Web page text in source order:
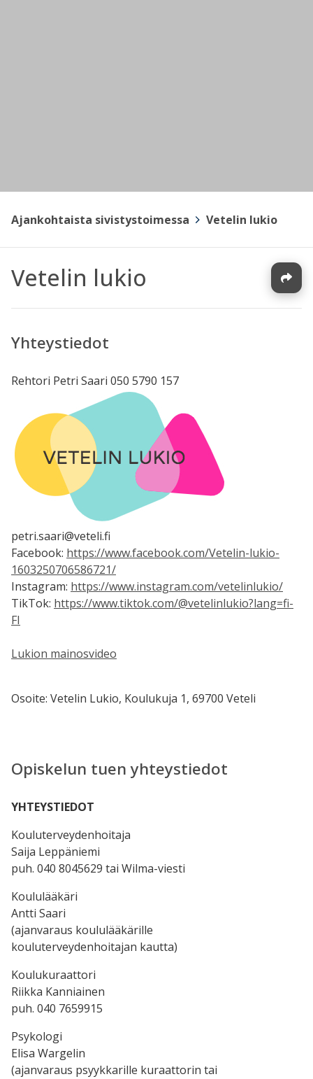
Ajankohtaista sivistystoimessa Vetelin lukio
Vetelin lukio
Yhteystiedot
Rehtori Petri Saari 050 5790 157
petri.saari@veteli.fi
Facebook: https://www.facebook.com/Vetelin-lukio-
1603250706586721/
Instagram: https://www.instagram.com/vetelinlukio/
TikTok: https://www.tiktok.com/@vetelinlukio?lang=fi-
FI
Lukion mainosvideo
Osoite: Vetelin Lukio, Koulukuja 1, 69700 Veteli
Opiskelun tuen yhteystiedot
YHTEYSTIEDOT
Kouluterveydenhoitaja
Saija Leppäniemi
puh. 040 8045629 tai Wilma-viesti
Koululääkäri
Antti Saari
(ajanvaraus koululääkärille
kouluterveydenhoitajan kautta)
Koulukuraattori
Riikka Kanniainen
puh. 040 7659915
Psykologi
Elisa Wargelin
(ajanvaraus psyykkarille kuraattorin tai